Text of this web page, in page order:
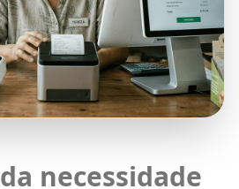
da necessidade